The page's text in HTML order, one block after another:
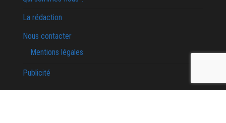
La rédaction
Nous contacter
Mentions légales
Publicité